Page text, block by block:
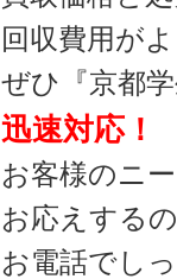
回収費用が
ぜひ『京都
迅速対応！
お客様のニ
お応えする
お電話でし